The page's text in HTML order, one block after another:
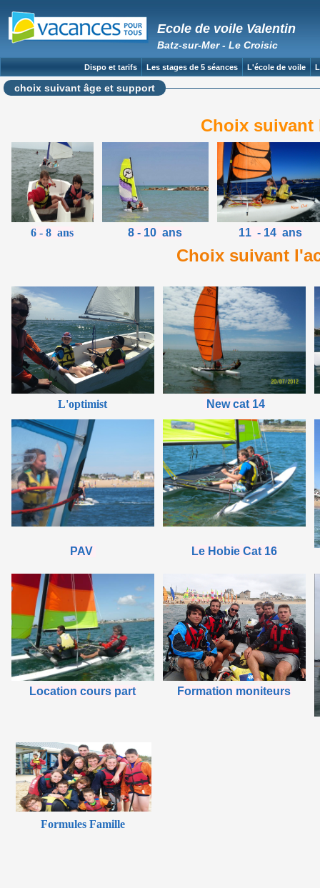
Ecole de voile Valentin
Batz-sur-Mer - Le Croisic
Dispo et tarifs Les stages de 5 séances L'école de voile
choix suivant âge et support
Choix suivant
6 - 8 ans 8 - 10 ans 11 - 14 ans
Choix suivant
L'optimist New cat 14
PAV Le Hobie Cat 16
Location cours part Formation moniteurs
Formules Famille